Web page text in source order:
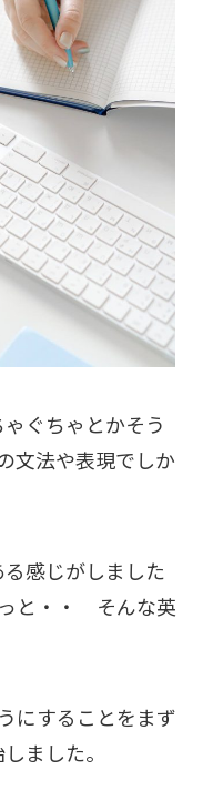
ぐちゃとかそう
文法や表現でしか
感じがしました
と・・ そんな英
にすることをまず
ました。